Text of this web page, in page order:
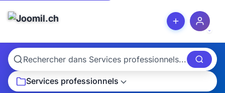
Services professionnels